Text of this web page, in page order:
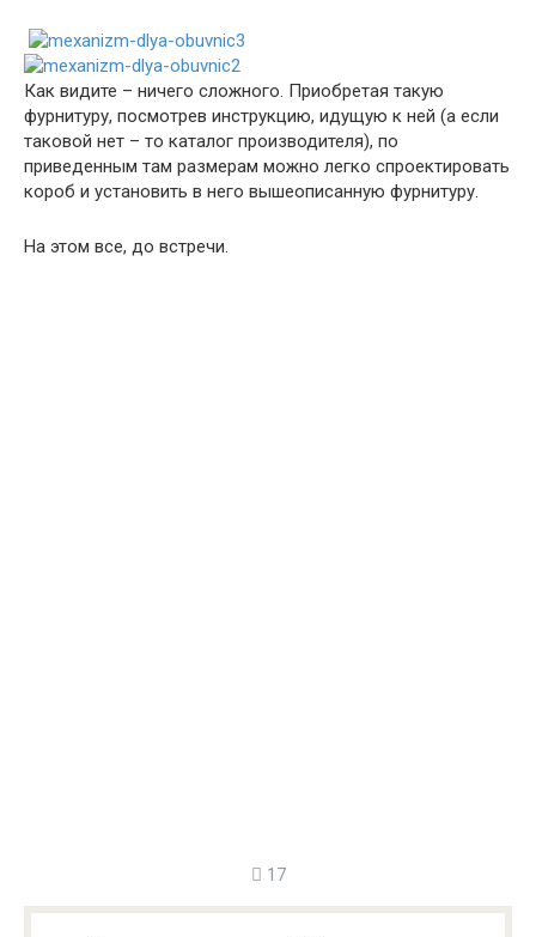
Как видите – ничего сложного. Приобретая такую
фурнитуру, посмотрев инструкцию, идущую к ней (а если
таковой нет – то каталог производителя), по
приведенным там размерам можно легко спроектировать
короб и установить в него вышеописанную фурнитуру.
На этом все, до встречи.
17